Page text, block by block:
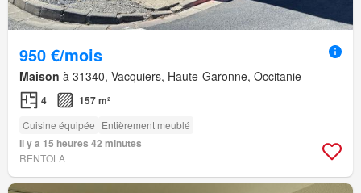
950 €/mois
Maison à 31340, Vacquiers, Haute-Garonne, Occitanie
4 157 m²
Cuisine équipée Entièrement meublé
Il y a 15 heures 42 minutes
RENTOLA